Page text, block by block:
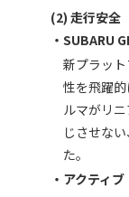
(2) 走行安全
・SUBARU
新プラッ
性を飛躍
ルマがリ
じさせな
た。
・アクティ